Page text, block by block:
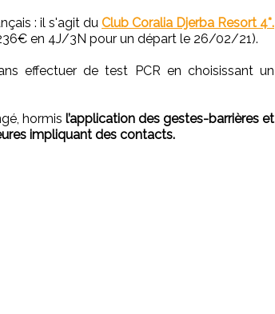
: il s'agit du Club Coralia Djerba Resort 4*.
en 4J/3N pour un départ le 26/02/21).
effectuer de test PCR en choisissant un
hormis l’application des gestes-barrières et
impliquant des contacts.